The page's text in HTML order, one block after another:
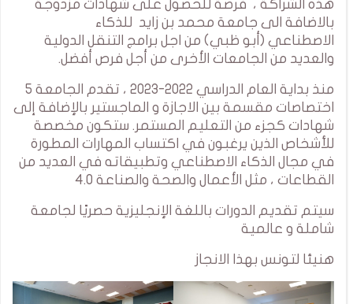
هذه الشراكة ، فرصة للحصول على شهادات مزدوجة
بالاضافة الى جامعة محمد بن زايد للذكاء
الاصطناعي (أبو ظبي) من اجل برامج التنقل الدولية
والعديد من الجامعات الأخرى من أجل فرص أفضل.
منذ بداية العام الدراسي 2022-2023 ، تقدم الجامعة 5
اختصاصات مقسمة بين الاجازة و الماجستير بالإضافة إلى
شهادات كجزء من التعليم المستمر. ستكون مخصصة
للأشخاص الذين يرغبون في اكتساب المهارات المطورة
في مجال الذكاء الاصطناعي وتطبيقاته في العديد من
القطاعات ، مثل الأعمال والصحة والصناعة 4.0
سيتم تقديم الدورات باللغة الإنجليزية حصريًا لجامعة
شاملة و عالمية
هنيئا لتونس بهذا الانجاز